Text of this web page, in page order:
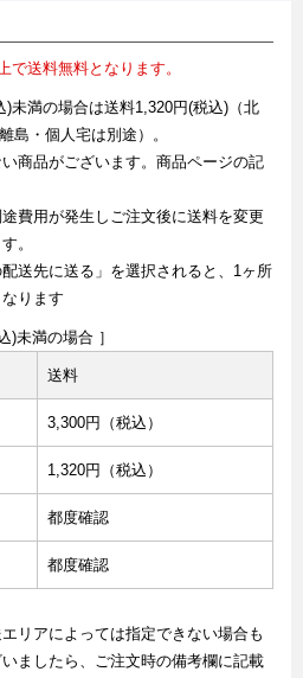
で送料無料となります。
未満の場合は送料1,320円(税込)（北
島・個人宅は別途）。
商品がございます。商品ページの記
費用が発生しご注文後に送料を変更
。
送先に送る」を選択されると、1ヶ所
ります
)未満の場合 ］
送料
3,300円（税込）
1,320円（税込）
都度確認
都度確認
リアによっては指定できない場合も
ましたら、ご注文時の備考欄に記載